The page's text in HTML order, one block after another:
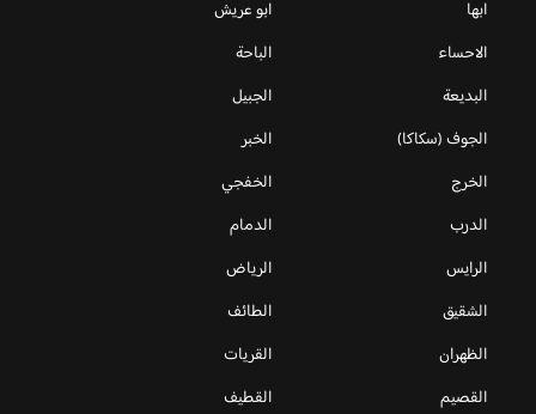
ابها
ابو عريش
الاحساء
الباحة
البديعة
الجبيل
الجوف (سكاكا)
الخبر
الخرج
الخفجي
الدرب
الدمام
الرايس
الرياض
الشقيق
الطائف
الظهران
القريات
القصيم
القطيف